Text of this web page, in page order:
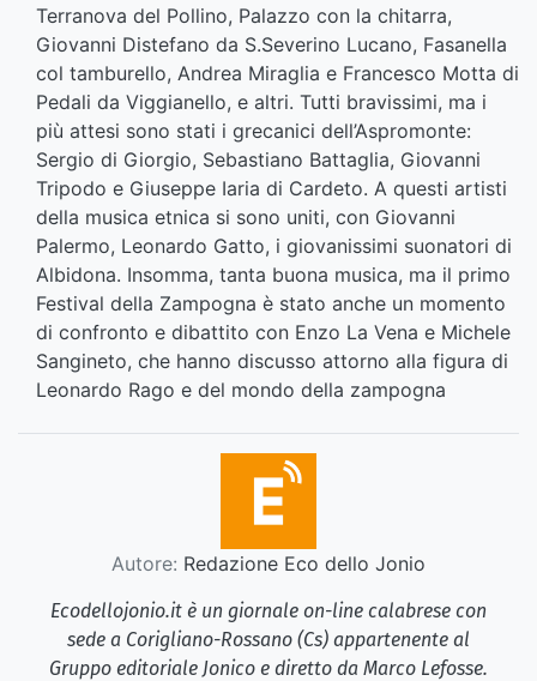
Terranova del Pollino, Palazzo con la chitarra,
Giovanni Distefano da S.Severino Lucano, Fasanella
col tamburello, Andrea Miraglia e Francesco Motta di
Pedali da Viggianello, e altri. Tutti bravissimi, ma i
più attesi sono stati i grecanici dell’Aspromonte:
Sergio di Giorgio, Sebastiano Battaglia, Giovanni
Tripodo e Giuseppe Iaria di Cardeto. A questi artisti
della musica etnica si sono uniti, con Giovanni
Palermo, Leonardo Gatto, i giovanissimi suonatori di
Albidona. Insomma, tanta buona musica, ma il primo
Festival della Zampogna è stato anche un momento
di confronto e dibattito con Enzo La Vena e Michele
Sangineto, che hanno discusso attorno alla figura di
Leonardo Rago e del mondo della zampogna
Autore: Redazione Eco dello Jonio
Ecodellojonio.it è un giornale on-line calabrese con
sede a Corigliano-Rossano (Cs) appartenente al
Gruppo editoriale Jonico e diretto da Marco Lefosse.